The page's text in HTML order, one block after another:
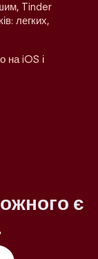
Tinder
легких,
на iOS і
є